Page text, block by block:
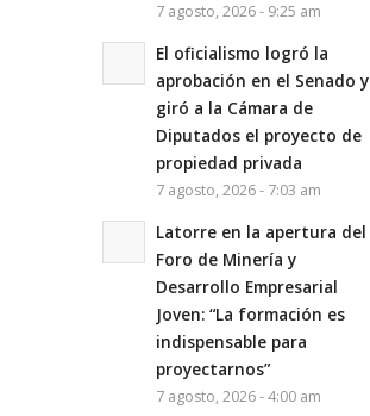
7 agosto, 2026 - 9:25 am
El oficialismo logró la
aprobación en el Senado y
giró a la Cámara de
Diputados el proyecto de
propiedad privada
7 agosto, 2026 - 7:03 am
Latorre en la apertura del
Foro de Minería y
Desarrollo Empresarial
Joven: “La formación es
indispensable para
proyectarnos”
7 agosto, 2026 - 4:00 am